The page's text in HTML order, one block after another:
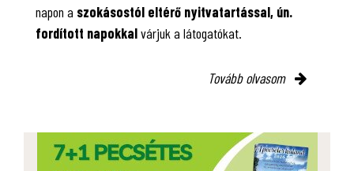
napon a szokásostól eltérő nyitvatartással, ún.
fordított napokkalvárjuk a látogatókat.
Tovább olvasom